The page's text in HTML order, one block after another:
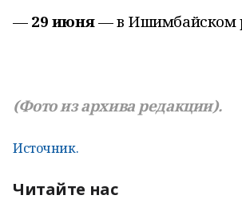
— 29 июня— в Ишимбайском
(Фото из архива редакции).
Источник.
Читайте нас